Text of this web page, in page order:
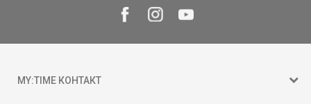
MY:TIME КОНТАКТ